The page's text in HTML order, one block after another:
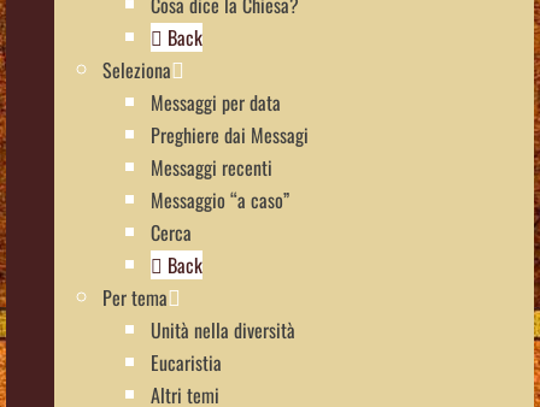
Back
Seleziona
Messaggi per data
Preghiere dai Messagi
Messaggi recenti
Messaggio “a caso”
Cerca
Back
Per tema
Unità nella diversità
Eucaristia
Altri temi